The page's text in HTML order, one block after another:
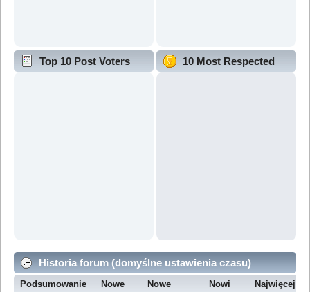
Top 10 Post Voters 10 Most Respected
Historia forum (domyślne ustawienia czasu)
Podsumowanie
Nowe
Nowe
Nowi
Najwięcej